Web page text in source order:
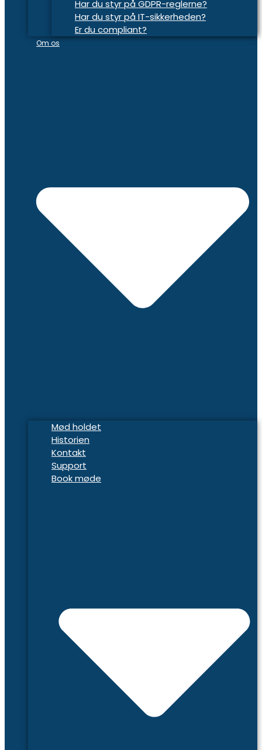
Har du styr på GDPR-reglerne?
Har du styr på IT-sikkerheden?
Er du compliant?
Om os
Mød holdet
Historien
Kontakt
Support
Book møde